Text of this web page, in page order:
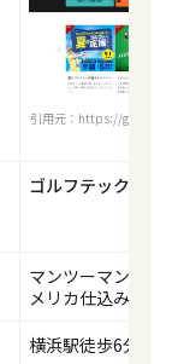
引用元：https://
ゴルフテック 横浜
マンツーマンで上
メリカ仕込みのレ
横浜駅徒歩6分